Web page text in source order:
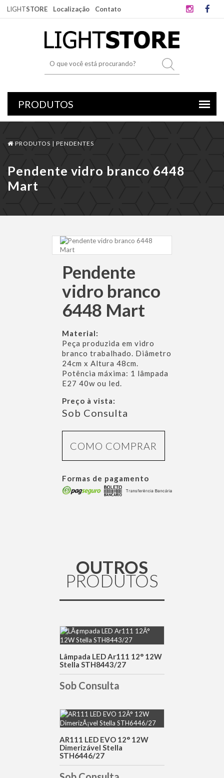
LIGHTSTORE Localização Contato
PRODUTOS | PENDENTES
Pendente vidro branco 6448
Mart
Pendente
vidro branco
6448 Mart
Material:
Peça produzida em vidro
branco trabalhado. Diâmetro
24cm x Altura 48cm.
Potência máxima: 1 lâmpada
E27 40w ou led.
Preço à vista:
Sob Consulta
COMO COMPRAR
Formas de pagamento
OUTROS
PRODUTOS
DETALHES
Lâmpada LED Ar111 12° 12W
Stella STH8443/27
Sob Consulta
DETALHES
AR111 LED EVO 12° 12W
Dimerizável Stella
STH6446/27